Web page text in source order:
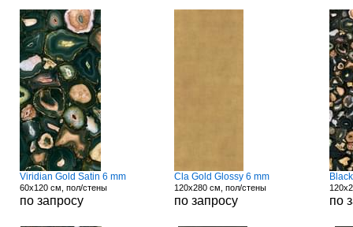
Viridian Gold Satin 6 mm
60x120 см, пол/стены
по запросу
Cla Gold Glossy 6 mm
120x280 см, пол/стены
по запросу по